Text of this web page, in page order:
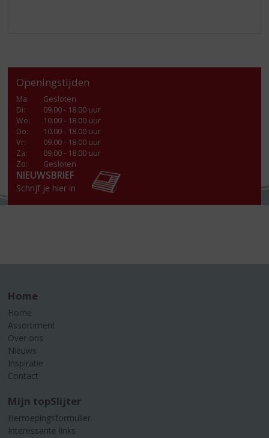
Openingstijden
Ma:
Gesloten
Di:
09.00 - 18.00 uur
Wo:
10.00 - 18.00 uur
Do:
10.00 - 18.00 uur
Vr:
09.00 - 18.00 uur
Za:
09.00 - 18.00 uur
Zo:
Gesloten
NIEUWSBRIEF
Schrijf je hier in
Home
Home
Assortiment
Over ons
Nieuws
Inspiratie
Contact
Mijn topSlijter
Herroepingsformulier
Interessante links